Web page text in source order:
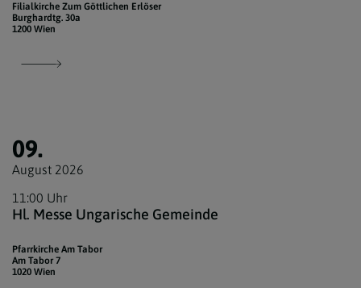
Filialkirche Zum Göttlichen Erlöser
Burghardtg. 30a
1200 Wien
09.
August 2026
11:00 Uhr
Hl. Messe Ungarische Gemeinde
Pfarrkirche Am Tabor
Am Tabor 7
1020 Wien